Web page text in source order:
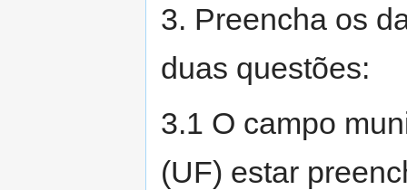
3. Preencha os
duas questões:
3.1 O campo
(UF) estar